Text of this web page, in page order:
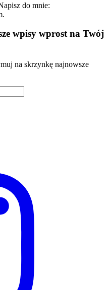
do mnie:
wpisy wprost na Twój
na skrzynkę najnowsze